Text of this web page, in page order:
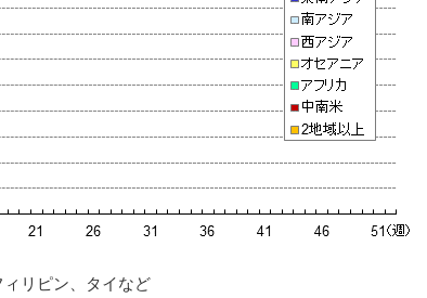
リピン、タイなど